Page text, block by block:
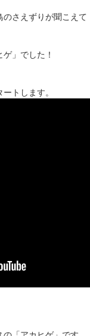
のさえずりが聞こえて
」でした！
トします。